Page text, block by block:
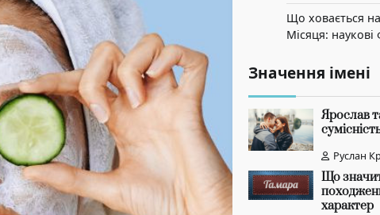
Що ховається
Місяця: наукові
Значення імені
Ярослав
Руслан
Що
характер